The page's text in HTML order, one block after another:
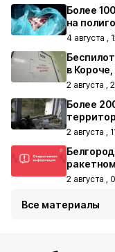
Более
на
4 августа ,
в
2 августа ,
Более
2 августа ,
2 августа ,
Все материалы